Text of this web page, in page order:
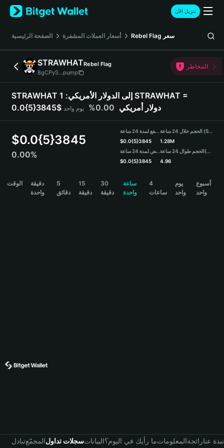
English
日本語
Русский
Español (Latinoamérica)
Türkçe
Deutsch
简体中文
Português (Portugal)
Bahasa Indonesia
বাংলা
تنزيل الآن
الصفحة الرئيسية أسعار العملات المشفرة Rebel Flag سعر
STRAWHATRebel Flag
8gCPyS...pump
المخاطر
STRAWHAT إلى الدولار الأمريكي: 1 STRAWHAT =
0.0{5}3845$ دولار أمريكي 0.00% يوم واحد
$0.0{5}3845
0.00%
مرتفع لمدة 24 ساعة
$0.0{5}3845
منخفض لمدة 24 ساعة
$0.0{5}3845
الحجم خلال 24 ساعة (STRAWHAT)
1.28M
الحجم طوال 24 ساعة(USDT)
4.96
الوقت
دقيقة
واحدة
5
دقائق
15
دقيقة
30
دقيقة
ساعة
واحدة
4
ساعات
يوم
واحد
أسبوع
واحد
تبادلالمجمّعسجلات تداولالبياناتما رأيك في اليوم؟المعلوماترائجةنبذة عنا